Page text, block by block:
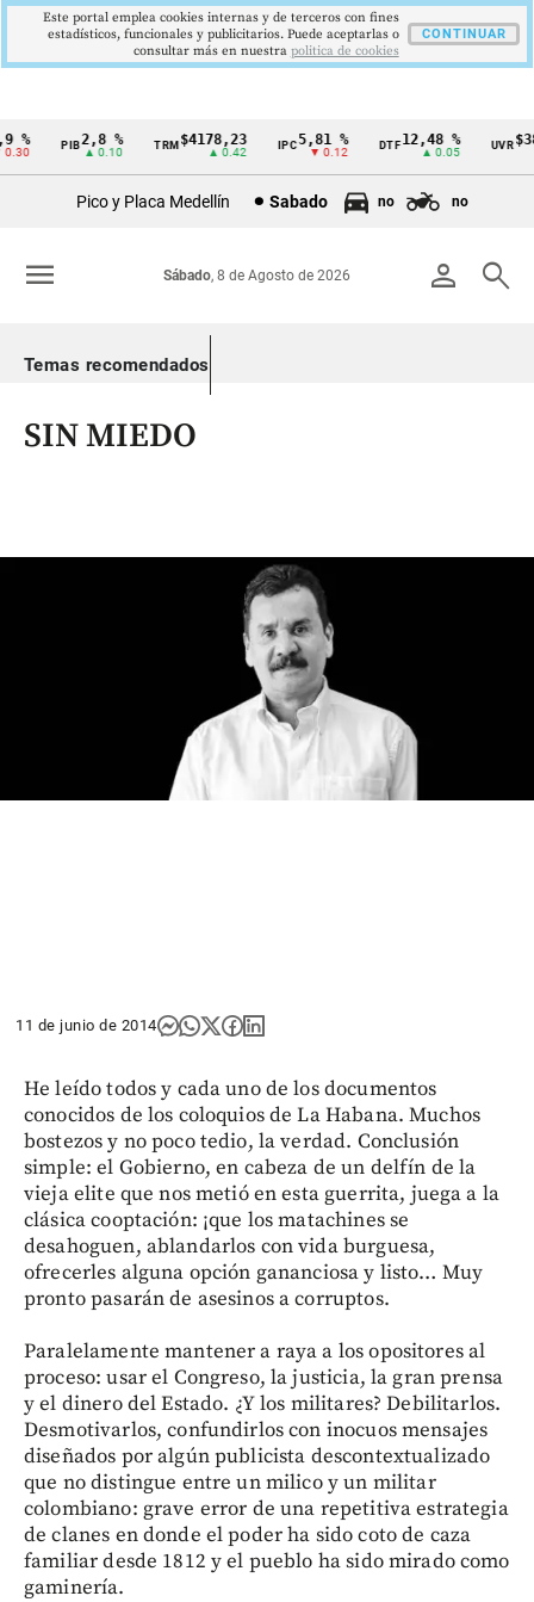
Cintillo
Colombia
PIB2,8 %
▲ 0.10
TRM $4178,23
▲ 0.42
5,81 %
▼ 0.12
DTF12,48 %
▲ 0.05
UVR
Pico y Placa Medellín Sabado no no
person search
Sábado, 8 de Agosto de 2026
menu
Temas recomendados
SIN MIEDO
11 de junio de 2014
He leído todos y cada uno de los documentos
conocidos de los coloquios de La Habana. Muchos
bostezos y no poco tedio, la verdad. Conclusión
simple: el Gobierno, en cabeza de un delfín de la
vieja elite que nos metió en esta guerrita, juega a la
clásica cooptación: ¡que los matachines se
desahoguen, ablandarlos con vida burguesa,
ofrecerles alguna opción gananciosa y listo… Muy
pronto pasarán de asesinos a corruptos.
Paralelamente mantener a raya a los opositores al
proceso: usar el Congreso, la justicia, la gran prensa
y el dinero del Estado. ¿Y los militares? Debilitarlos.
Desmotivarlos, confundirlos con inocuos mensajes
diseñados por algún publicista descontextualizado
que no distingue entre un milico y un militar
colombiano: grave error de una repetitiva estrategia
de clanes en donde el poder ha sido coto de caza
familiar desde 1812 y el pueblo ha sido mirado como
gaminería.
Este portal emplea cookies internas y de terceros con fines
estadísticos, funcionales y publicitarios. Puede aceptarlas o
consultar más en nuestra politica de cookies
CONTINUAR